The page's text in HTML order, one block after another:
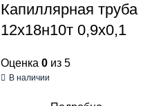
Капиллярная труба
12х18н10т 0,9х0,1
Оценка 0 из 5
В наличии